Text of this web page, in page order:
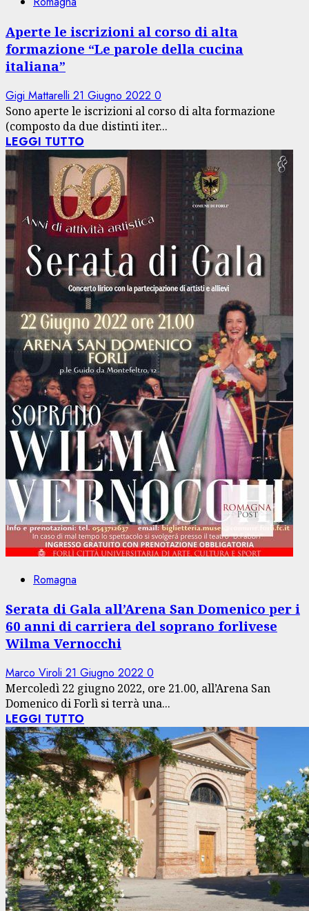
Aperte le iscrizioni al corso di alta
formazione “Le parole della cucina
italiana”
Gigi Mattarelli 21 Giugno 2022 0
Sono aperte le iscrizioni al corso di alta formazione
(composto da due distinti iter...
LEGGI TUTTO
Romagna
Serata di Gala all’Arena San Domenico per i
60 anni di carriera del soprano forlivese
Wilma Vernocchi
Marco Viroli 21 Giugno 2022 0
Mercoledì 22 giugno 2022, ore 21.00, all’Arena San
Domenico di Forlì si terrà una...
LEGGI TUTTO